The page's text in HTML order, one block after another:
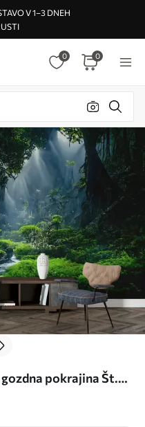
V 1–3 DNEH
0 0
pokrajina Št.